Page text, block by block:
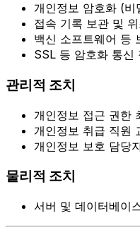
개인정보 암호화 (비
접속 기록 보관 및
백신 소프트웨어 등
SSL 등 암호화 통신
관리적 조치
개인정보 접근 권한
개인정보 취급 직원
개인정보 보호 담당
물리적 조치
서버 및 데이터베이